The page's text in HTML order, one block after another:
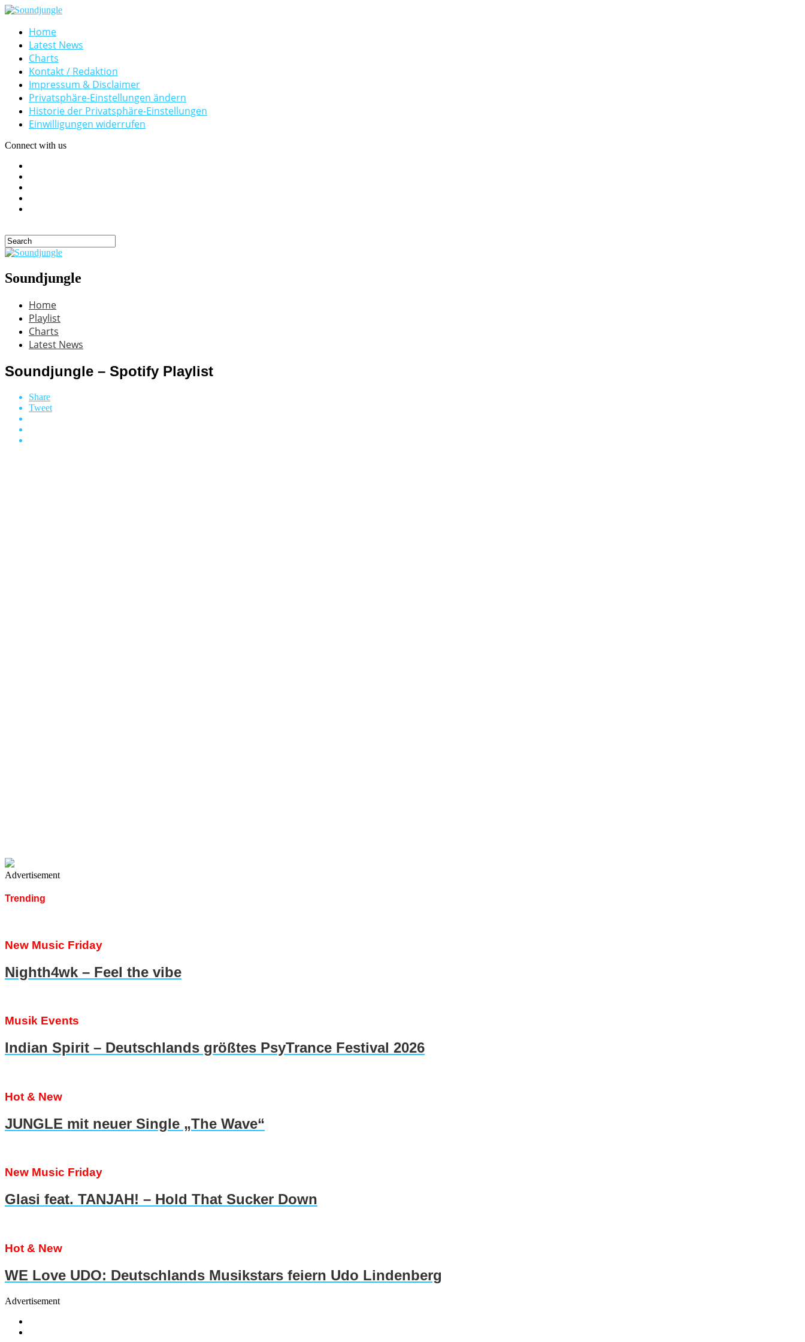
Home
Latest News
Charts
Kontakt / Redaktion
Impressum & Disclaimer
Privatsphäre-Einstellungen ändern
Historie der Privatsphäre-Einstellungen
Einwilligungen widerrufen
Connect with us
Soundjungle
Home
Playlist
Charts
Latest News
Soundjungle – Spotify Playlist
Share
Tweet
Advertisement
Trending
New Music Friday
Nighth4wk – Feel the vibe
Musik Events
Indian Spirit – Deutschlands größtes PsyTrance Festival 2026
Hot & New
JUNGLE mit neuer Single „The Wave“
New Music Friday
Glasi feat. TANJAH! – Hold That Sucker Down
Hot & New
WE Love UDO: Deutschlands Musikstars feiern Udo Lindenberg
Advertisement